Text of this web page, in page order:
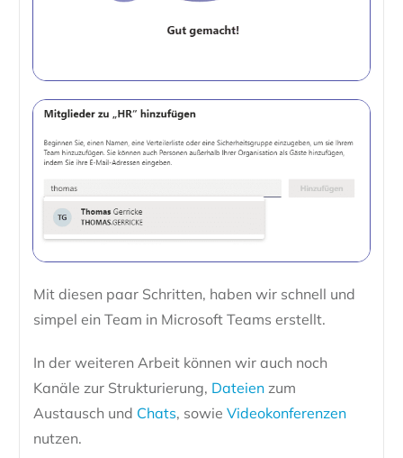
Mit diesen paar Schritten, haben wir schnell und
simpel ein Team in Microsoft Teams erstellt.
In der weiteren Arbeit können wir auch noch
Kanäle zur Strukturierung, Dateien zum
Austausch und Chats, sowie Videokonferenzen
nutzen.